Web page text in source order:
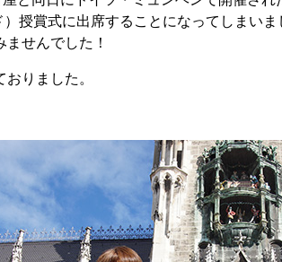
授賞式に出席することになってしまい
せんでした！
りました。